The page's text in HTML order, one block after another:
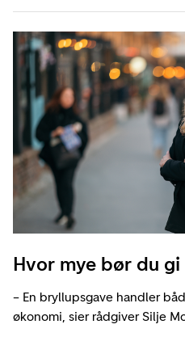
Hvor mye bør du
– En bryllupsgave handler
økonomi, sier rådgiver Silje